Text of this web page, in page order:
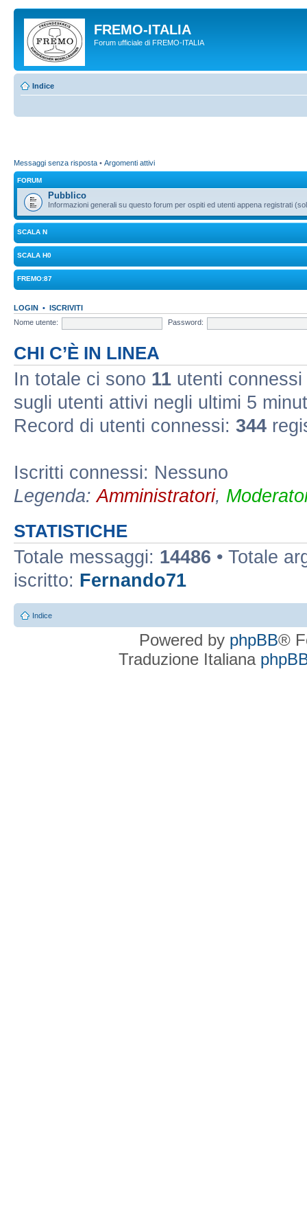
FREMO-ITALIA
Forum ufficiale di FREMO-ITALIA
Indice
Messaggi senza risposta • Argomenti attivi
FORUM
Pubblico
Informazioni generali su questo forum per ospiti ed utenti appena registrati
SCALA N
SCALA H0
FREMO:87
LOGIN • ISCRIVITI
Nome utente:
Password:
CHI C’È IN LINEA
In totale ci sono 11 utenti
sugli utenti attivi negli ultimi 5
Record di utenti connessi: 344
Iscritti connessi: Nessuno
Legenda:Amministratori,
STATISTICHE
Totale messaggi: 14486 • Totale
iscritto: Fernando71
Indice
Powered by phpBB®
Traduzione Italiana